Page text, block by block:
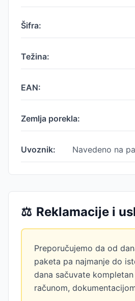
Šifra:
Težina:
EAN:
Zemlja porekla:
Uvoznik: Navedeno na
⚖️ Reklamacije i
Preporučujemo da od
paketa pa najmanje do
dana sačuvate
računom,